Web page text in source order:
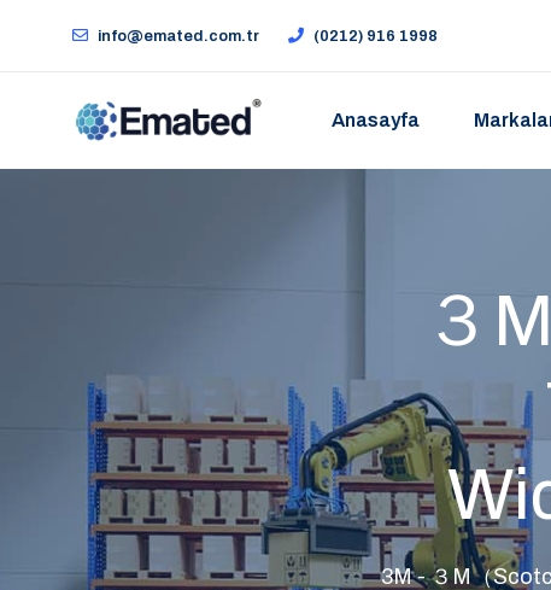
info@emated.com.tr (0212) 916 1998
Anasayfa
３
3M - ３M（